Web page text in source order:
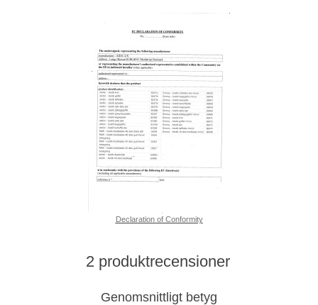
Declaration of Conformity
2 produktrecensioner
Genomsnittligt betyg